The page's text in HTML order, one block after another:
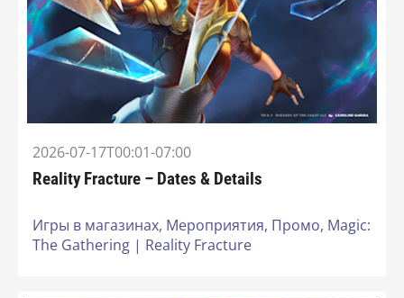
2026-07-17T00:01-07:00
Reality Fracture – Dates & Details
Игры в магазинах, Мероприятия, Промо, Magic:
The Gathering | Reality Fracture